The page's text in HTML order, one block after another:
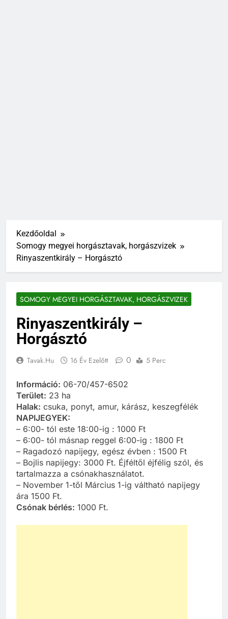
Kezdőoldal
Somogy megyei horgásztavak, horgászvizek
Rinyaszentkirály – Horgásztó
SOMOGY MEGYEI HORGÁSZTAVAK, HORGÁSZVIZEK
Rinyaszentkirály –
Horgásztó
Tavak.hu 16 Év Ezelőtt 0 5 Perc
Információ: 06-70/457-6502
Terület: 23 ha
Halak: csuka, ponyt, amur, kárász, keszegfélék
NAPIJEGYEK:
– 6:00- tól este 18:00-ig : 1000 Ft
– 6:00- tól másnap reggel 6:00-ig : 1800 Ft
– Ragadozó napijegy, egész évben : 1500 Ft
– Bojlis napijegy: 3000 Ft. Éjféltől éjfélig szól, és
tartalmazza a csónakhasználatot.
– November 1-től Március 1-ig váltható napijegy
ára 1500 Ft.
Csónak bérlés: 1000 Ft.